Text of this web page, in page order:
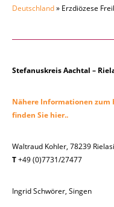
Deutschland» Erzdiözese
Stefanuskreis Aachtal –
Nähere Informationen zum
finden Sie hier..
Waltraud Kohler, 78239
T+49 (0)7731/27477
Ingrid Schwörer, Singen